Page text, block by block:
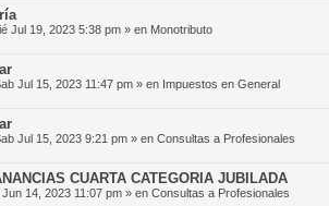
Jul 19, 2023 5:38 pm » en Monotributo
Jul 15, 2023 11:47 pm » en Impuestos en General
Jul 15, 2023 9:21 pm » en Consultas a Profesionales
CUARTA CATEGORIA JUBILADA
Jun 14, 2023 11:07 pm » en Consultas a Profesionales